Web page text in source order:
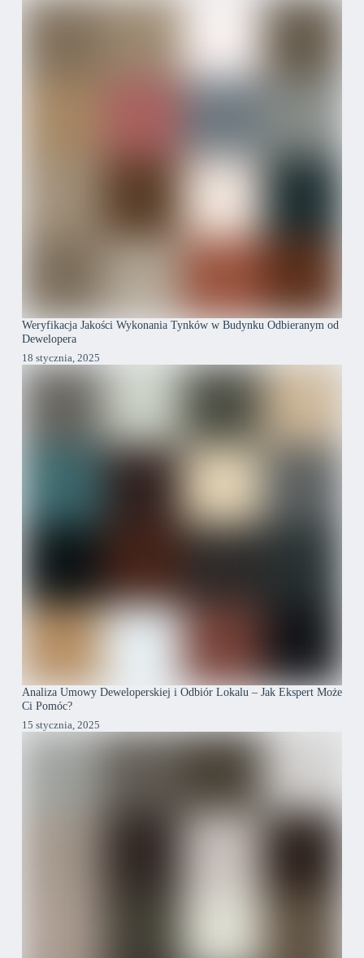
Weryfikacja Jakości Wykonania Tynków w Budynku Odbieranym od
Dewelopera
18 stycznia, 2025
Analiza Umowy Deweloperskiej i Odbiór Lokalu – Jak Ekspert Może
Ci Pomóc?
15 stycznia, 2025